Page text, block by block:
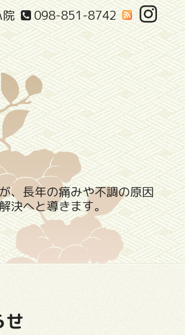
098-851-8742
院
、長年の痛みや不調の原因
へと導きます。